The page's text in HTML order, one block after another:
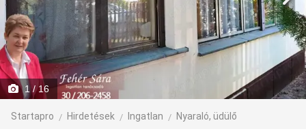
1 / 16
Startapro Hirdetések Ingatlan Nyaraló, üdülő